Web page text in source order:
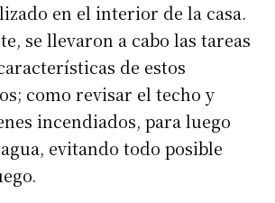
en el interior de la casa.
se llevaron a cabo las tareas
de estos
como revisar el techo y
incendiados, para luego
evitando todo posible